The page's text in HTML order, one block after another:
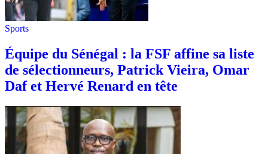
Sports
Équipe du Sénégal : la FSF affine sa liste
de sélectionneurs, Patrick Vieira, Omar
Daf et Hervé Renard en tête